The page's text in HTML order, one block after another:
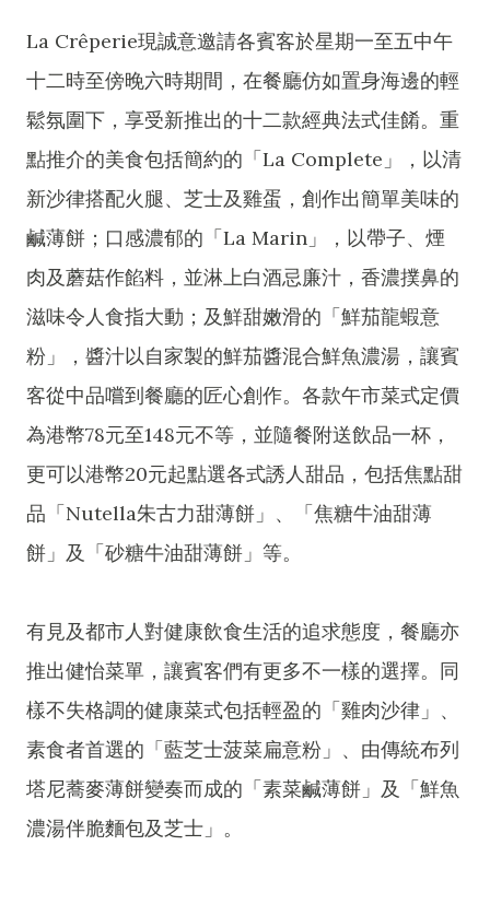
La Crêperie現誠意邀請各賓客於星期一至五中午
十二時至傍晚六時期間，在餐廳仿如置身海邊的輕
鬆氛圍下，享受新推出的十二款經典法式佳餚。重
點推介的美食包括簡約的「La Complete」，以清
新沙律搭配火腿、芝士及雞蛋，創作出簡單美味的
鹹薄餅；口感濃郁的「La Marin」，以帶子、煙
肉及蘑菇作餡料，並淋上白酒忌廉汁，香濃撲鼻的
滋味令人食指大動；及鮮甜嫩滑的「鮮茄龍蝦意
粉」，醬汁以自家製的鮮茄醬混合鮮魚濃湯，讓賓
客從中品嚐到餐廳的匠心創作。各款午市菜式定價
為港幣78元至148元不等，並隨餐附送飲品一杯，
更可以港幣20元起點選各式誘人甜品，包括焦點甜
品「Nutella朱古力甜薄餅」、「焦糖牛油甜薄
餅」及「砂糖牛油甜薄餅」等。
有見及都市人對健康飲食生活的追求態度，餐廳亦
推出健怡菜單，讓賓客們有更多不一樣的選擇。同
樣不失格調的健康菜式包括輕盈的「雞肉沙律」、
素食者首選的「藍芝士菠菜扁意粉」、由傳統布列
塔尼蕎麥薄餅變奏而成的「素菜鹹薄餅」及「鮮魚
濃湯伴脆麵包及芝士」。